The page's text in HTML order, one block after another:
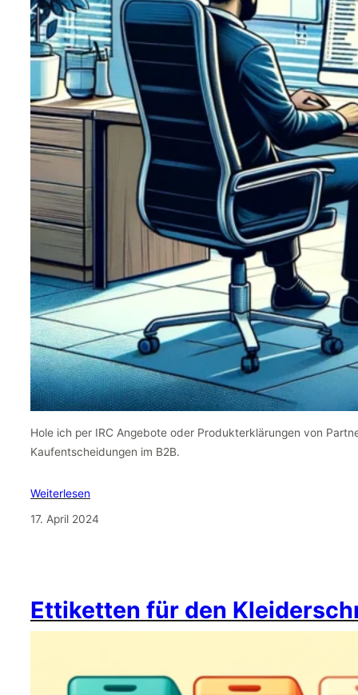
Hole ich per IRC Angebote oder Produkterklärungen von
Kaufentscheidungen im B2B.
Weiterlesen
17. April 2024
Ettiketten für den